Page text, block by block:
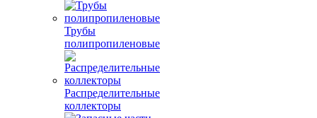
Трубы
полипропиленовые
Распределительные
коллекторы